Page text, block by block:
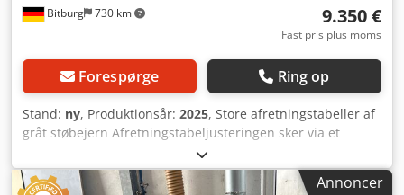
Bitburg 730 km 9.350 €
Fast pris plus moms
Forespørge Ring op
Stand: ny, Produktionsår: 2025, Store afretningstabeller af
gråt støbejern Afretningstabeljusteringen sker via et
præcist parallelogram-system, således at afstanden fra
bordspidserne til knivakslen forbliver konstant i enhver
position Den store, stabile afretteranslag af eloxeretAnnoncer